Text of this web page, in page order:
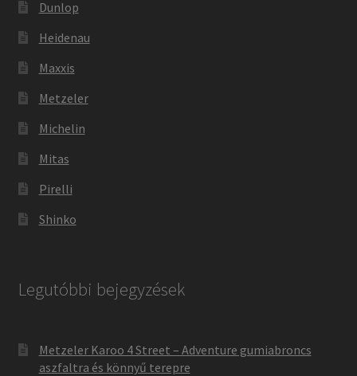
Dunlop
Heidenau
Maxxis
Metzeler
Michelin
Mitas
Pirelli
Shinko
Legutóbbi bejegyzések
Metzeler Karoo 4 Street – Adventure gumiabroncs
aszfaltra és könnyű terepre